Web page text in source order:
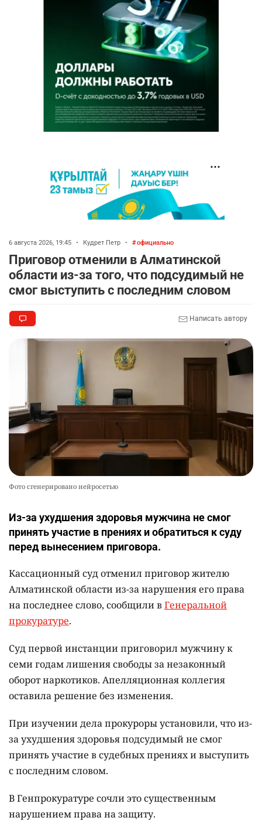
6 августа 2026, 19:45 • Кудрет Петр • официально
Приговор отменили в Алматинской
области из-за того, что подсудимый не
смог выступить с последним словом
Написать автору
Фото сгенерировано нейросетью
Из-за ухудшения здоровья мужчина не смог
принять участие в прениях и обратиться к суду
перед вынесением приговора.
Кассационный суд отменил приговор жителю
Алматинской области из-за нарушения его права
на последнее слово, сообщили вГенеральной
прокуратуре.
Суд первой инстанции приговорил мужчину к
семи годам лишения свободы за незаконный
оборот наркотиков. Апелляционная коллегия
оставила решение без изменения.
При изучении дела прокуроры установили, что из-
за ухудшения здоровья подсудимый не смог
принять участие в судебных прениях и выступить
с последним словом.
В Генпрокуратуре сочли это существенным
нарушением права на защиту.